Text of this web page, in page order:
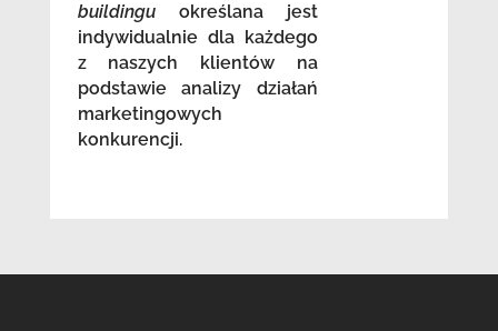
buildingu określana jest
indywidualnie dla każdego
z naszych klientów na
podstawie analizy działań
marketingowych
konkurencji.